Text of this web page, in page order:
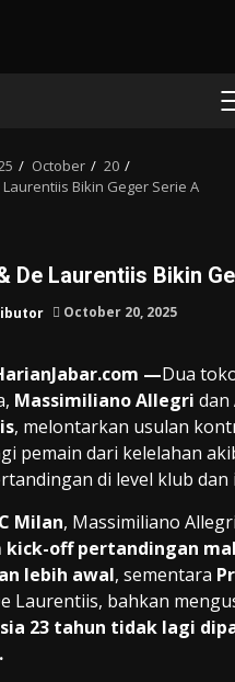
October
20
Laurentiis Bikin Geger Serie A
De Laurentiis Bikin
October 20, 2025
—Dua
Massimiliano Allegri dan
, melontarkan usulan
pemain dari kelelahan
di level klub
Milan, Massimiliano
kick-off pertandingan
lebih awal, sementara
Laurentiis, bahkan
23 tahun tidak lagi